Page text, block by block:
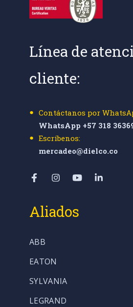
Línea de
cliente:
Contáctanos por
WhatsApp +57 318
Escríbenos:
mercadeo@dielco.co
Aliados
ABB
EATON
SYLVANIA
LEGRAND